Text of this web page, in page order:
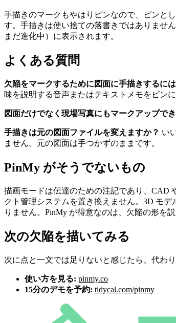
手描きのマークもやはりピンなので、ピンとし
す。手描きは使い捨ての落書きではありませ
まだ進化中）に表示されます。
よくある質問
欠陥をマークするために図面に手描きするに
味を説明する音声またはテキストメモをピン
図面だけでなく現場写真にもマークアップで
手描きは元の図面ファイルを変えますか？ い
ません。元の図面は手つかずのままです。
PinMy がそうでないもの
描画モードは伝達のための注記であり、CAD
クト管理システムを置き換えません。3D モ
りません。PinMy が得意なのは、欠陥の形を
次の欠陥を描いてみる
次に点と一文では足りないと感じたら、代わ
使い方を見る: pinmy.co
15分のデモを予約: tidycal.com/pinmy